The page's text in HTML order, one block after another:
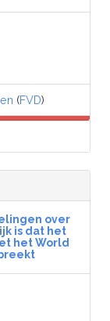
(FVD)
over
is dat het
het World